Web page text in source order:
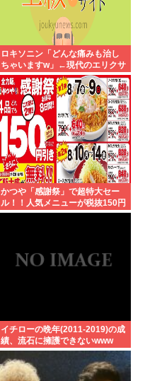
ロキソニン「どんな痛みも治し
ちゃいますw」←現代のエリクサ
ーやろ…
かつや「感謝祭」で超特大セー
ル！！人気メニューが税抜150円
引き！！！
イチローの晩年(2011-2019)の成
績、流石に擁護できないwww